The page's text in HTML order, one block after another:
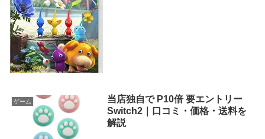
ゲーム
当店独自で P10倍 要エントリー
Switch2｜口コミ・価格・送料を
解説